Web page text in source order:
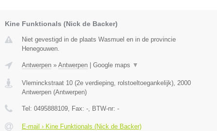
Kine Funktionals (Nick de Backer)
Niet gevestigd in de plaats Wasmuel en in de provincie
Henegouwen.
Antwerpen » Antwerpen Google maps ▼
Vleminckstraat 10 (2e verdieping, rolstoeltoegankelijk), 2000
Antwerpen (Antwerpen)
Tel: 0495888109, Fax: -, BTW-nr: -
E-mail › Kine Funktionals (Nick de Backer)